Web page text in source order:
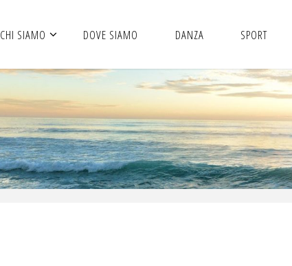
CHI SIAMO DOVE SIAMO DANZA SPORT